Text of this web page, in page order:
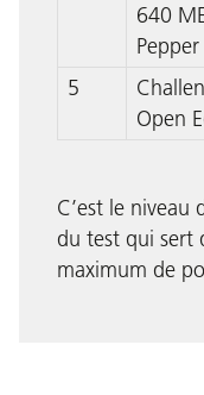
640
Pepper
5
Open
C’est le
du test qui sert
maximum de